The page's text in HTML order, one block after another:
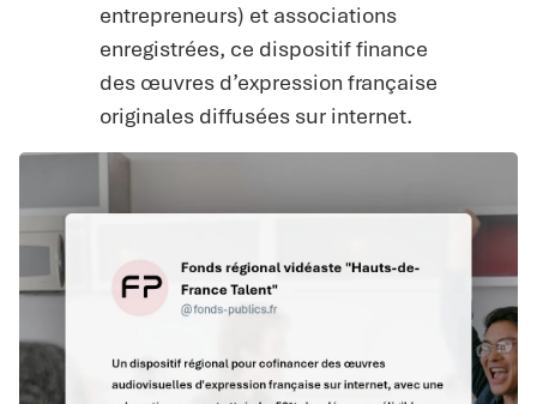
entrepreneurs) et associations
enregistrées, ce dispositif finance
des œuvres d’expression française
originales diffusées sur internet.